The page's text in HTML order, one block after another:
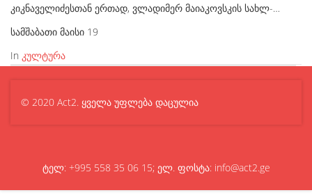
კიკნაველიძესთან ერთად, ვლადიმერ მაიაკოვსკის სახლ-…
სამშაბათი მაისი 19
In კულტურა
© 2020 Act2. ყველა უფლება დაცულია
ტელ: +995 558 35 06 15; ელ. ფოსტა: info@act2.ge